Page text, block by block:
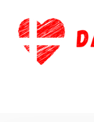
Inhalt
springen